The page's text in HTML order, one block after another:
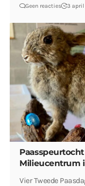
Geen reacties 3 april
Milieucentrum
Vier Tweede